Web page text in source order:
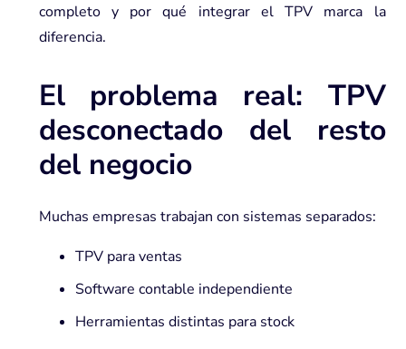
completo y por qué integrar el TPV marca la
diferencia.
El problema real: TPV
desconectado del resto
del negocio
Muchas empresas trabajan con sistemas separados:
TPV para ventas
Software contable independiente
Herramientas distintas para stock